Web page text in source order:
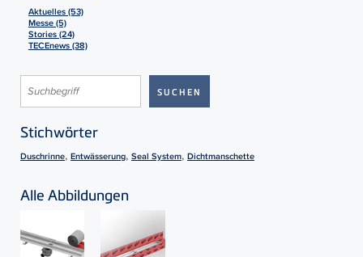
Aktuelles (53)
Messe (5)
Stories (24)
TECEnews (38)
Stichwörter
Duschrinne, Entwässerung, Seal System, Dichtmanschette
Alle Abbildungen